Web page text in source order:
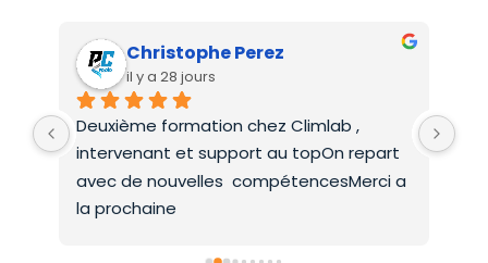
Christophe Perez
il y a 28 jours
Deuxième formation chez Climlab ,
intervenant et support au topOn repart
avec de nouvelles  compétencesMerci a
la prochaine